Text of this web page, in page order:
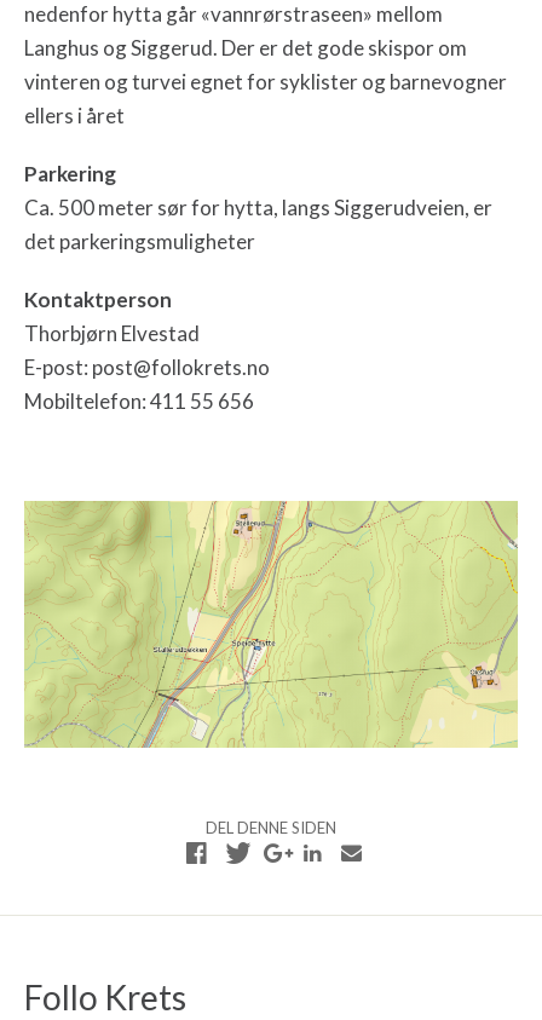
nedenfor hytta går «vannrørstraseen» mellom
Langhus og Siggerud. Der er det gode skispor om
vinteren og turvei egnet for syklister og barnevogner
ellers i året
Parkering
Ca. 500 meter sør for hytta, langs Siggerudveien, er
det parkeringsmuligheter
Kontaktperson
Thorbjørn Elvestad
E-post: post@follokrets.no
Mobiltelefon: 411 55 656
DEL DENNE SIDEN
Follo Krets